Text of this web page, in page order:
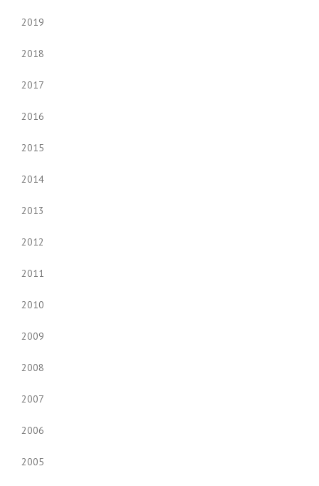
2019
2018
2017
2016
2015
2014
2013
2012
2011
2010
2009
2008
2007
2006
2005